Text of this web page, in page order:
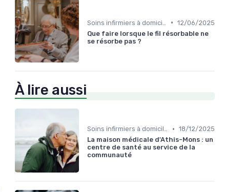
• 12/06/2025
Que faire lorsque le fil résorbable ne
se résorbe pas ?
À lire aussi
Soins infirmiers à domicile • 18/12/2025
La maison médicale d'Athis-Mons : un
centre de santé au service de la
communauté